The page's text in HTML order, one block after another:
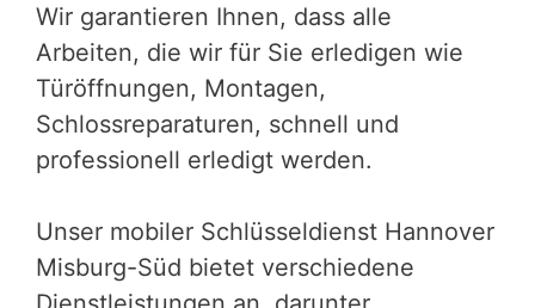
Wir garantieren Ihnen, dass alle
Arbeiten, die wir für Sie erledigen wie
Türöffnungen, Montagen,
Schlossreparaturen, schnell und
professionell erledigt werden.
Unser mobiler Schlüsseldienst Hannover
Misburg-Süd bietet verschiedene